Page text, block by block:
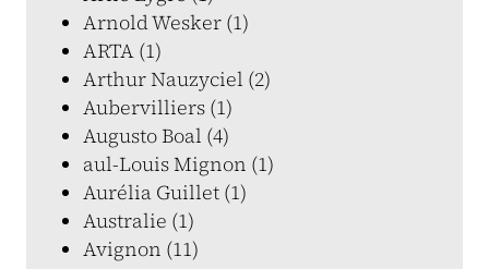
Arnold Wesker (1)
ARTA (1)
Arthur Nauzyciel (2)
Aubervilliers (1)
Augusto Boal (4)
aul-Louis Mignon (1)
Aurélia Guillet (1)
Australie (1)
Avignon (11)